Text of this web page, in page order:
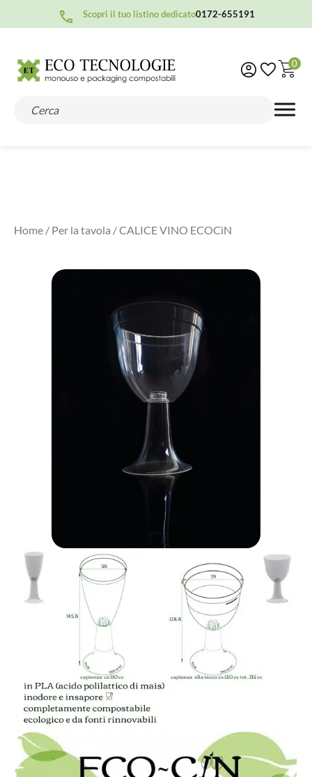
Scopri il tuo listino dedicato0172-655191
0
Home / Per la tavola / CALICE VINO ECOCìN